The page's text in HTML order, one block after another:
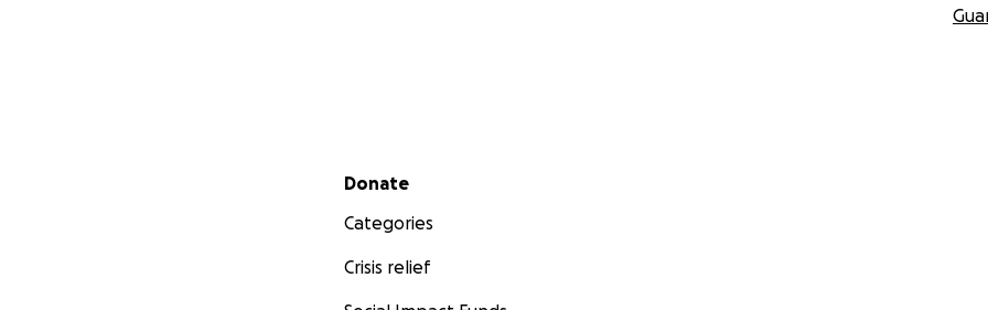
Secondary menu
Donate
Categories
Crisis relief